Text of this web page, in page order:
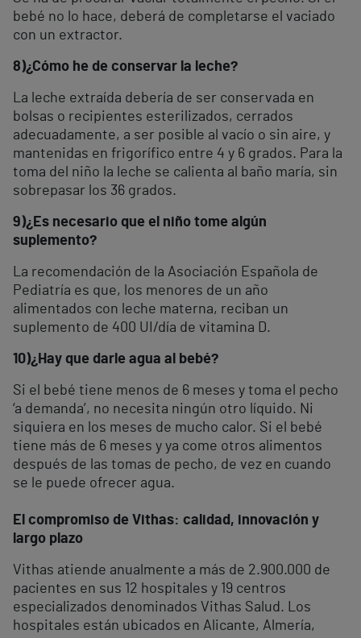
bebé no lo hace, deberá de completarse el vaciado
con un extractor.
8)¿Cómo he de conservar la leche?
La leche extraída debería de ser conservada en
bolsas o recipientes esterilizados, cerrados
adecuadamente, a ser posible al vacío o sin aire, y
mantenidas en frigorífico entre 4 y 6 grados. Para la
toma del niño la leche se calienta al baño maría, sin
sobrepasar los 36 grados.
9)¿Es necesario que el niño tome algún
suplemento?
La recomendación de la Asociación Española de
Pediatría es que, los menores de un año
alimentados con leche materna, reciban un
suplemento de 400 UI/día de vitamina D.
10)¿Hay que darle agua al bebé?
Si el bebé tiene menos de 6 meses y toma el pecho
‘a demanda’, no necesita ningún otro líquido. Ni
siquiera en los meses de mucho calor. Si el bebé
tiene más de 6 meses y ya come otros alimentos
después de las tomas de pecho, de vez en cuando
se le puede ofrecer agua.
El compromiso de Vithas: calidad, innovación y
largo plazo
Vithas atiende anualmente a más de 2.900.000 de
pacientes en sus 12 hospitales y 19 centros
especializados denominados Vithas Salud. Los
hospitales están ubicados en Alicante, Almería,